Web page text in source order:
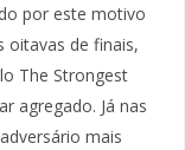
por este motivo
oitavas de finais,
The Strongest
agregado. Já nas
mais